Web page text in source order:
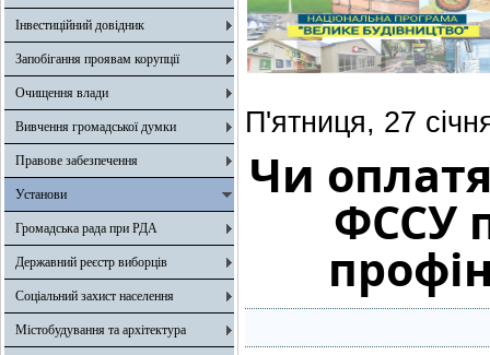
Інвестиційний довідник
Запобігання проявам корупції
Очищення влади
Вивчення громадської думки
Правове забезпечення
Установи
Громадська рада при РДА
Державний реєстр виборців
Соціальний захист населення
Містобудування та архітектура
П'ятниця, 27
Чи
ФССУ